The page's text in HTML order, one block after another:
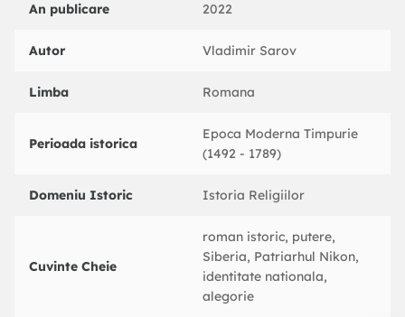
perioadaSmuta si politia de stat (Opricinina
cultura rusa la universitati internationale, printre care
au fost traduse in mai multe limbi. In 2014, i-a fost acordat
Египет
Intoarcere in Egipt
Pentru a intelege Rusia, trebuie sa-i citesti romanele. Isi
simtea patria si istoria ei ca nimeni altul. Proza lui nu e doar
suferinta provocata de trecutul Rusiei, ci si un tipat la gandul
viitorului ei. Iar acest viitor este deja prezent.
Mihail Siskin
Un roman extrem de original, plasat in vremurile in care
oamenii erau exilati in Siberia. O alegorie a situatiei actuale
An publicare 2022
Autor Vladimir Sarov
Limba Romana
Perioada istorica
Epoca Moderna Timpurie
(1492 - 1789)
Domeniu Istoric Istoria Religiilor
Cuvinte Cheie
roman istoric, putere,
Siberia, Patriarhul Nikon,
identitate nationala,
alegorie